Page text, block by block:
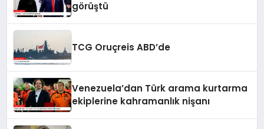
görüştü
TCG Oruçreis ABD’de
Venezuela’dan Türk arama kurtarma
ekiplerine kahramanlık nişanı